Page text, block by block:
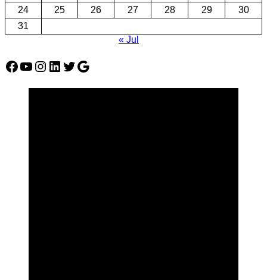
24 25 26 27 28 29
30
31
« Jul
Facebook
YouTube
Instagram
LinkedIn
Twitter
Google